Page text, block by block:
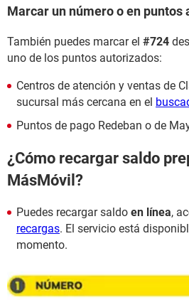
Marcar un número o en puntos
También puedes marcar el #724
uno de los puntos autorizados:
Centros de atención y ventas de
sucursal más cercana en el
Puntos de pago Redeban o de
¿Cómo recargar saldo
MásMóvil?
Puedes recargar saldo en línea,
recargas. El servicio está
momento.